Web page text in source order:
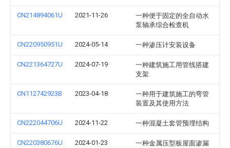
CN214894061U 2021-11-26
一种便于固定的全自动水
泵轴承综合检查机
CN220950951U 2024-05-14 一种渗压计安装设备
CN221364727U 2024-07-19
一种建筑施工用管线搭建
支架
CN112742923B 2023-04-18
一种用于建筑施工的弯管
装置及其使用方法
CN222044706U 2024-11-22 一种混凝土套管预埋结构
CN220380676U 2024-01-23
一种金属压型板屋面渗漏